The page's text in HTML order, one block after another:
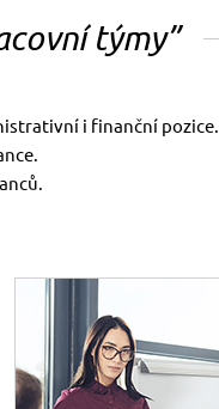
týmy
i finanční pozice.